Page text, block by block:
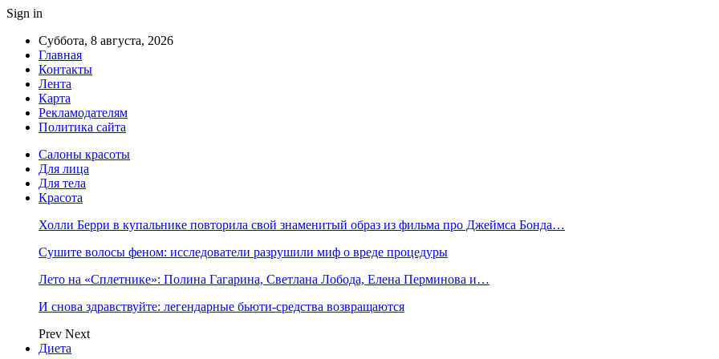
Sign in
Суббота, 8 августа, 2026
Главная
Контакты
Лента
Карта
Рекламодателям
Политика сайта
Салоны красоты
Для лица
Для тела
Красота
Холли Берри в купальнике повторила свой знаменитый образ из фильма про Джеймса Бонда…
Сушите волосы феном: исследователи разрушили миф о вреде процедуры
Лето на «Сплетнике»: Полина Гагарина, Светлана Лобода, Елена Перминова и…
И снова здравствуйте: легендарные бьюти-средства возвращаются
Prev Next
Диета